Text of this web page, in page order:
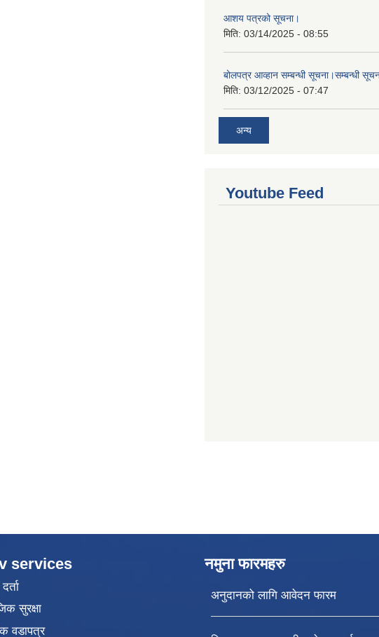
आशय पत्रको सूचना।
मिति: 03/14/2025 - 08:55
बोलपत्र आव्हान सम्बन्धी सूचना।सम्बन्धी
मिति: 03/12/2025 - 07:47
अन्य
Youtube Feed
services
सुरक्षा
वडापत्र
नमुना फारमहरु
अनुदानको लागि आवेदन फारम